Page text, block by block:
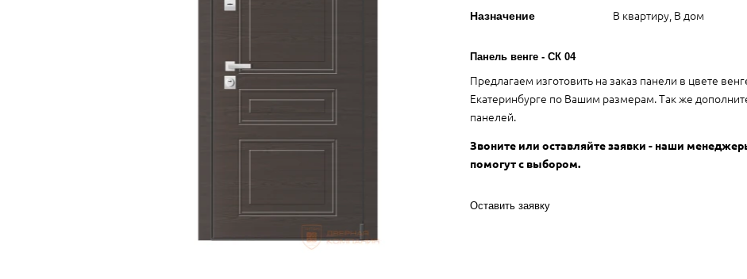
Назначение В квартиру, В дом
Панель венге - СК 04
Предлагаем изготовить на заказ панели в цвете
Екатеринбурге по Вашим размерам. Так же
панелей.
Звоните или оставляйте заявки - наши
помогут с выбором.
Оставить заявку